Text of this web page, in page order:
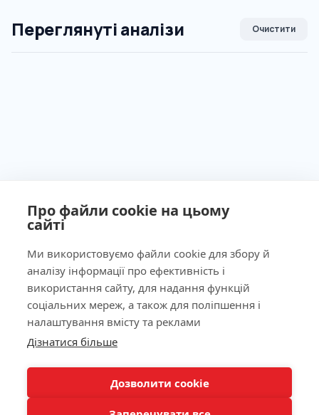
Про файли cookie на цьому
сайті
Ми використовуємо файли cookie для збору й
аналізу інформації про ефективність і
використання сайту, для надання функцій
соціальних мереж, а також для поліпшення і
налаштування вмісту та реклами
Дізнатися більше
Дозволити cookie
Переглянуті аналізи Очистити
Ліцензія МОЗ України №603260 від 23.09.2011
Наша адреса
КНОПКА